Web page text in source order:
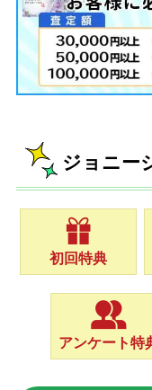
ジョニー
初回特典
アンケート特